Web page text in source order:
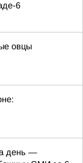
6
овцы
день —